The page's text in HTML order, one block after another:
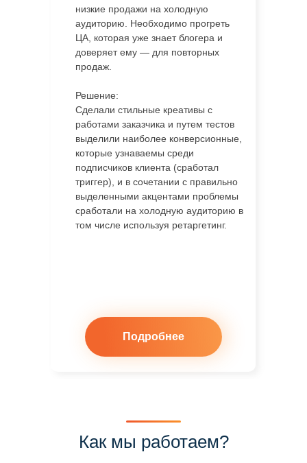
низкие продажи на холодную
аудиторию. Необходимо прогреть
ЦА, которая уже знает блогера и
доверяет ему — для повторных
продаж.
Решение:
Сделали стильные креативы с
работами заказчика и путем тестов
выделили наиболее конверсионные,
которые узнаваемы среди
подписчиков клиента (сработал
триггер), и в сочетании с правильно
выделенными акцентами проблемы
сработали на холодную аудиторию в
том числе используя ретаргетинг.
Подробнее
Как мы работаем?